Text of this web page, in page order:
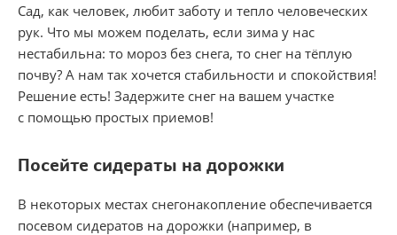
Сад, как человек, любит заботу и тепло человеческих
рук. Что мы можем поделать, если зима у нас
нестабильна: то мороз без снега, то снег на тёплую
почву? А нам так хочется стабильности и спокойствия!
Решение есть! Задержите снег на вашем участке
с помощью простых приемов!
Посейте сидераты на дорожки
В некоторых местах снегонакопление обеспечивается
посевом сидератов на дорожки (например, в